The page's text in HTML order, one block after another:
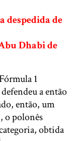
despedida de
Dhabi de
1
a então
então, um
o polonês
obtida